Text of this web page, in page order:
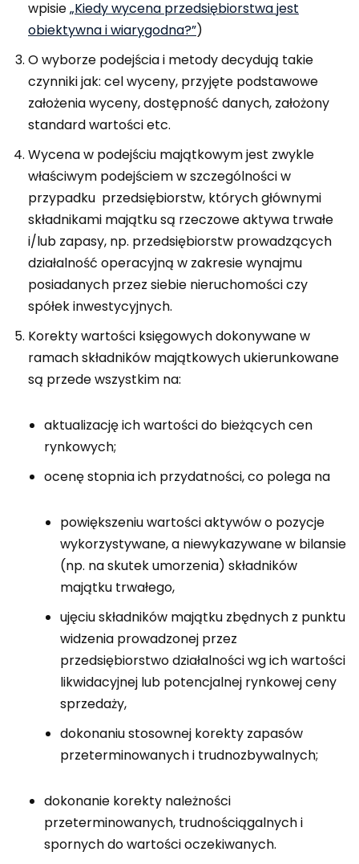
wpisie„Kiedy wycena przedsiębiorstwa jest
obiektywna i wiarygodna?”)
O wyborze podejścia i metody decydują takie
czynniki jak: cel wyceny, przyjęte podstawowe
założenia wyceny, dostępność danych, założony
standard wartości etc.
Wycena w podejściu majątkowym jest zwykle
właściwym podejściem w szczególności w
przypadku przedsiębiorstw, których głównymi
składnikami majątku są rzeczowe aktywa trwałe
i/lub zapasy, np. przedsiębiorstw prowadzących
działalność operacyjną w zakresie wynajmu
posiadanych przez siebie nieruchomości czy
spółek inwestycyjnych.
Korekty wartości księgowych dokonywane w
ramach składników majątkowych ukierunkowane
są przede wszystkim na:
aktualizację ich wartości do bieżących cen
rynkowych;
ocenę stopnia ich przydatności, co polega na
powiększeniu wartości aktywów o pozycje
wykorzystywane, a niewykazywane w bilansie
(np. na skutek umorzenia) składników
majątku trwałego,
ujęciu składników majątku zbędnych z punktu
widzenia prowadzonej przez
przedsiębiorstwo działalności wg ich wartości
likwidacyjnej lub potencjalnej rynkowej ceny
sprzedaży,
dokonaniu stosownej korekty zapasów
przeterminowanych i trudnozbywalnych;
dokonanie korekty należności
przeterminowanych, trudnościągalnych i
spornych do wartości oczekiwanych.